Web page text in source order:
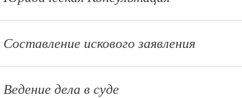
Составление искового заявления
Ведение дела в суде